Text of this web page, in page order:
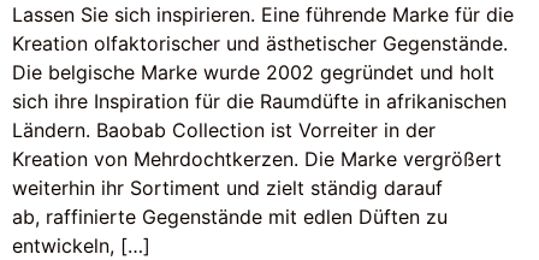
Lassen Sie sich inspirieren. Eine führende Marke für die
Kreation olfaktorischer und ästhetischer Gegenstände.
Die belgische Marke wurde 2002 gegründet und holt
sich ihre Inspiration für die Raumdüfte in afrikanischen
Ländern. Baobab Collection ist Vorreiter in der
Kreation von Mehrdochtkerzen. Die Marke vergrößert
weiterhin ihr Sortiment und zielt ständig darauf
ab, raffinierte Gegenstände mit edlen Düften zu
entwickeln, […]